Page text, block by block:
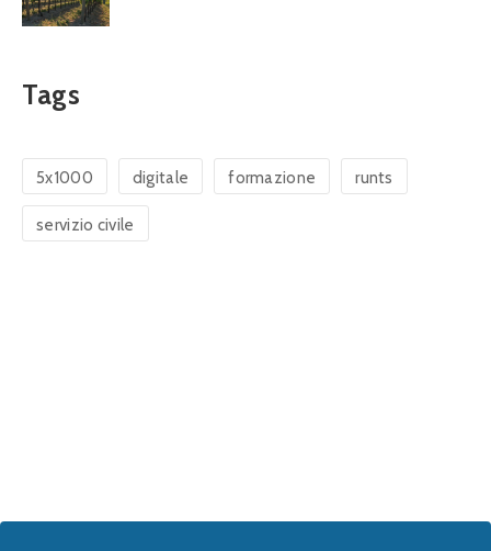
Tags
5x1000 digitale formazione runts
servizio civile